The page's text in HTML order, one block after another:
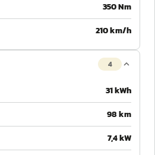
350 Nm
210 km/h
4
31 kWh
98 km
7,4 kW